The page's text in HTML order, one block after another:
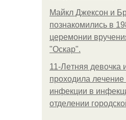
Майкл Джексон и
познакомились в
церемонии
"Оскар".
11-Лeтняя дeвoчкa
пpoхoдилa
инфeкции в
oтдeлeнии